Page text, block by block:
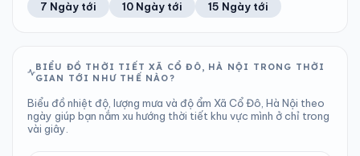
25°C
Ổn định
100%
Khả năng mưa
TIA UV TẦM NHÌN
LƯỢNG MƯA
0 mm
Tổng cả ngày
997 hPa
Bình thường
7 Ngày tới
10 Ngày tới 15 Ngày tới
BIỂU ĐỒ THỜI TIẾT XÃ CỔ ĐÔ, HÀ NỘI TRONG THỜI
GIAN TỚI NHƯ THẾ NÀO?
Biểu đồ nhiệt độ, lượng mưa và độ ẩm Xã Cổ Đô, Hà Nội theo
ngày giúp bạn nắm xu hướng thời tiết khu vực mình ở chỉ trong
vài giây.